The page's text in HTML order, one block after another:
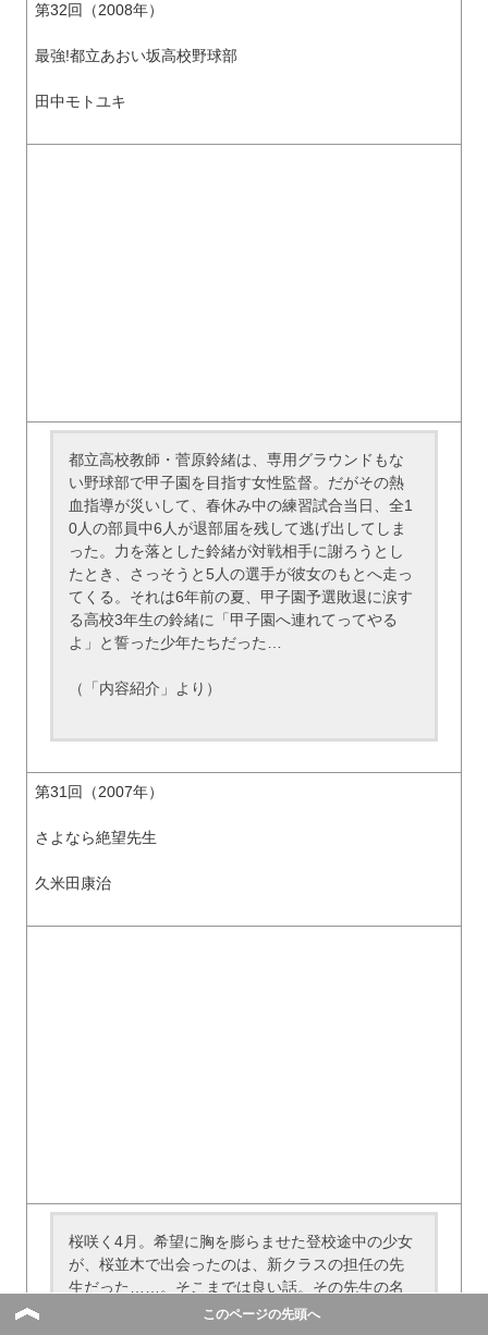
第32回（2008年）
最強!都立あおい坂高校野球部
田中モトユキ
都立高校教師・菅原鈴緒は、専用グラウンドもな
い野球部で甲子園を目指す女性監督。だがその熱
血指導が災いして、春休み中の練習試合当日、全1
0人の部員中6人が退部届を残して逃げ出してしま
った。力を落とした鈴緒が対戦相手に謝ろうとし
たとき、さっそうと5人の選手が彼女のもとへ走っ
てくる。それは6年前の夏、甲子園予選敗退に涙す
る高校3年生の鈴緒に「甲子園へ連れてってやる
よ」と誓った少年たちだった…
（「内容紹介」より）
第31回（2007年）
さよなら絶望先生
久米田康治
桜咲く4月。希望に胸を膨らませた登校途中の少女
が、桜並木で出会ったのは、新クラスの担任の先
生だった……。そこまでは良い話。その先生の名
は糸色望。学校から飛び下りたり、すぐ不登校に
このページの先頭へ